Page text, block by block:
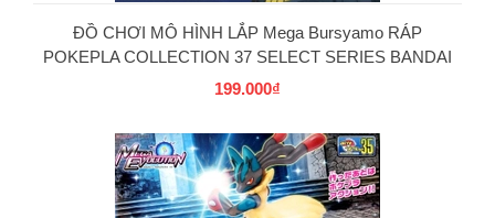
ĐỒ CHƠI MÔ HÌNH LẮP Mega Bursyamo RÁP
POKEPLA COLLECTION 37 SELECT SERIES BANDAI
199.000₫